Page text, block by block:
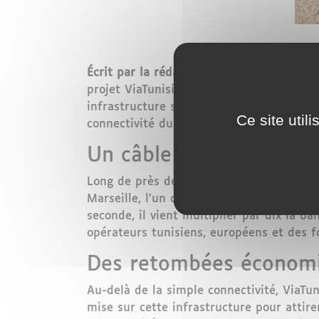
Écrit par la rédaction Maglor.fr
- La
projet ViaTunisia, un câble sous-marin
infrastructure stratégique, dont la pose
connectivité du pays et ouvrir de
Un câble sous-marin
Long de près de 1 000 kilomètres, le
Marseille, l'un des principaux hubs
seconde, il vient multiplier par dix la
opérateurs tunisiens, européens et des
Des retombées
Au-delà de la simple connectivité,
mise sur cette infrastructure pour
Ce site